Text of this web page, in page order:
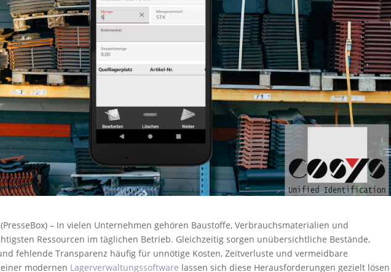
– In vielen Unternehmen gehören Baustoffe, Verbrauchsmaterialien und
Ressourcen im täglichen Betrieb. Gleichzeitig sorgen unübersichtliche Bestände,
fehlende Transparenz häufig für unnötige Kosten, Zeitverluste und vermeidbare
modernen Lagerverwaltungssoftware lassen sich diese Herausforderungen gezielt lösen